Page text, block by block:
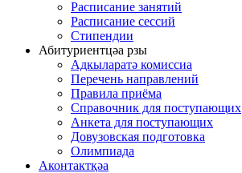
Расписание занятий
Расписание сессий
Стипендии
Абитуриентцәа рзы
Адкыларатә комиссиа
Перечень направлений
Правила приёма
Справочник для поступающих
Анкета для поступающих
Довузовская подготовка
Олимпиада
Аконтактқәа